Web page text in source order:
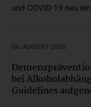
und COVID-19 neu ein
06. AUGUST 2026
bei
Guidelines